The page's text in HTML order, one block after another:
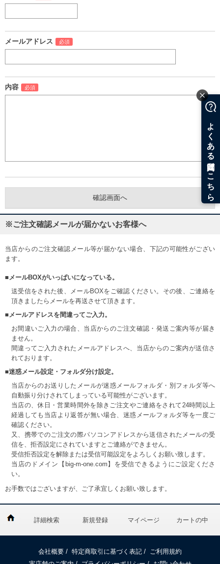
メールアドレス
内容
※ご注文確認メールが届かないお客様へ
当店からのご注文確認メール等が届かない場合、下記の可能性がござい
ます。
■メールBOXがいっぱいになっている。
送受信をされた後、メールBOXをご確認ください。その後、ご連絡を
頂きましたらメールを再送させて頂きます。
■メールアドレスを間違ってご入力。
お間違いご入力の場合、当店からのご注文確認・発送ご案内等が届き
ません。
間違ってご入力されたメールアドレスへ、当店からのご案内が送信さ
れております。
■迷惑メール設定・フォルダ分け設定。
当店からのお送りしたメールが迷惑メールフォルダ・別フォルダ等へ
自動振り分けされてしまっている可能性がございます。
当店の、休日・営業時間外を除きご注文やご連絡をされて24時間以上
経過しても当店より返答が無い場合、迷惑メールフォルダ等を一度ご
確認ください。
又、携帯でのご注文の際パソコンアドレスから送信されたメールの受
信を、拒否設定にされていますとご連絡ができません。
受信拒否設定を解除または受信可能設定をよろしくお願い致します。
当店のドメイン【big-m-one.com】を受信できるようにご設定くださ
い。
お手数ではございますが、ご了承宜しくお願い致します。
詳細検索 新規登録 マイページ カートの中
会社概要 / 特定商取引に基づく表記 /
ご利用規約